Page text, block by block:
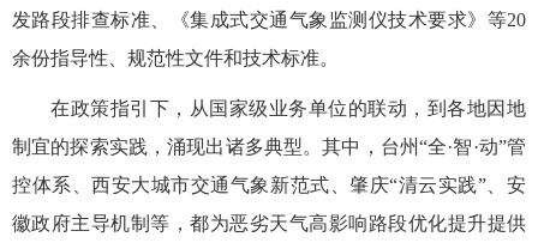
发路段排查标准、《集成式交通气象监测仪技术要求》等20
余份指导性、规范性文件和技术标准。
在政策指引下，从国家级业务单位的联动，到各地因地
制宜的探索实践，涌现出诸多典型。其中，台州“全·智·动”管
控体系、西安大城市交通气象新范式、肇庆“清云实践”、安
徽政府主导机制等，都为恶劣天气高影响路段优化提升提供